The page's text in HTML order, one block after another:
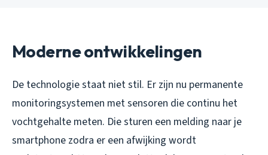
Moderne ontwikkelingen
De technologie staat niet stil. Er zijn nu permanente
monitoringsystemen met sensoren die continu het
vochtgehalte meten. Die sturen een melding naar je
smartphone zodra er een afwijking wordt